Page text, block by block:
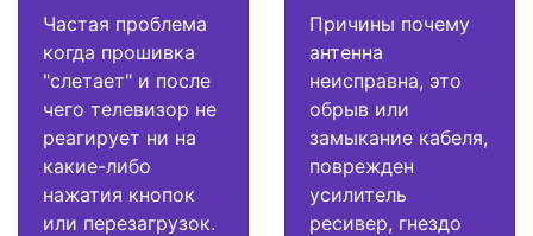
Частая проблема
когда прошивка
"слетает" и после
чего телевизор не
реагирует ни на
какие-либо
нажатия кнопок
или перезагрузок.
Причины почему
антенна
неисправна, это
обрыв или
замыкание кабеля,
поврежден
усилитель
ресивер, гнездо